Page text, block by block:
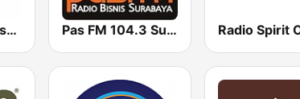
RRI Pro 1 Makassar Pas FM 104.3 Surabaya